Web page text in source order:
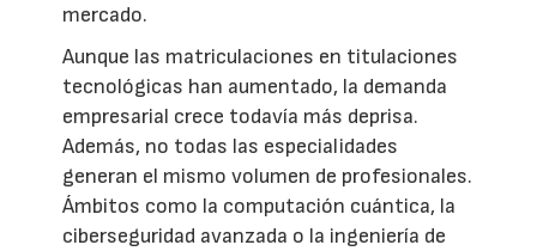
mercado.
Aunque las matriculaciones en titulaciones
tecnológicas han aumentado, la demanda
empresarial crece todavía más deprisa.
Además, no todas las especialidades
generan el mismo volumen de profesionales.
Ámbitos como la computación cuántica, la
ciberseguridad avanzada o la ingeniería de